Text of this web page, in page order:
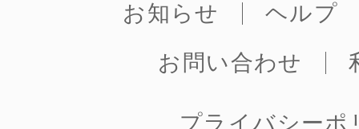
お知らせ
ヘルプ
お問い合わせ
プライバシーポ